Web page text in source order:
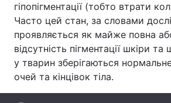
Екологія Регіони
Лонгріди
Відео з Youtube
гіпопігментації (тобто втрати
Часто цей стан, за словами
проявляється як майже повна
відсутність пігментації шкіри
у тварин зберігаються
очей та кінцівок тіла.